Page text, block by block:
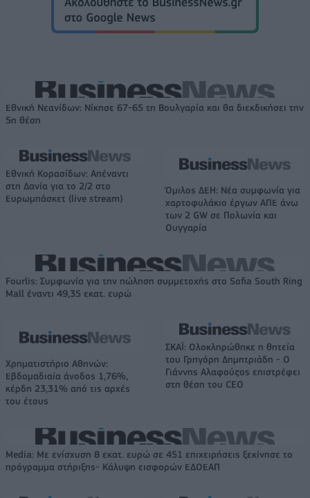
Εθνική Νεανίδων: Νίκησε 67-65 τη Βουλγαρία και θα διεκδικήσει την
5η θέση
Εθνική Κορασίδων: Απέναντι
στη Δανία για το 2/2 στο
Ευρωμπάσκετ (live stream)
Όμιλος ΔΕΗ: Νέα συμφωνία για
χαρτοφυλάκιο έργων ΑΠΕ άνω
των 2 GW σε Πολωνία και
Ουγγαρία
Fourlis: Συμφωνία για την πώληση συμμετοχής στο Sofia South Ring
Mall έναντι 49,35 εκατ. ευρώ
Χρηματιστήριο Αθηνών:
Εβδομαδιαία άνοδος 1,76%,
κέρδη 23,31% από τις αρχές
του έτους
ΣΚΑΪ: Ολοκληρώθηκε η θητεία
του Γρηγόρη Δημητριάδη - Ο
Γιάννης Αλαφούζος επιστρέφει
στη θέση του CEO
Media: Με ενίσχυση 8 εκατ. ευρώ σε 451 επιχειρήσεις ξεκίνησε το
πρόγραμμα στήριξης- Κάλυψη εισφορών ΕΔΟΕΑΠ